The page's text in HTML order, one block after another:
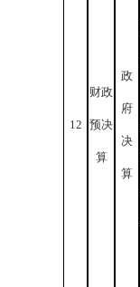
12
财政
预决
算
政
府
决
算